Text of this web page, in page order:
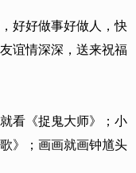
好好做事好做人，快
谊情深深，送来祝福
看《捉鬼大师》；小
》；画画就画钟馗头